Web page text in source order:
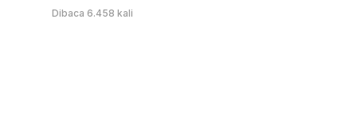
Dibaca 6.458 kali